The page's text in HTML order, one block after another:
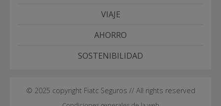
VIAJE
AHORRO
SOSTENIBILIDAD
© 2025 copyright Fiatc Seguros // All rights reserved